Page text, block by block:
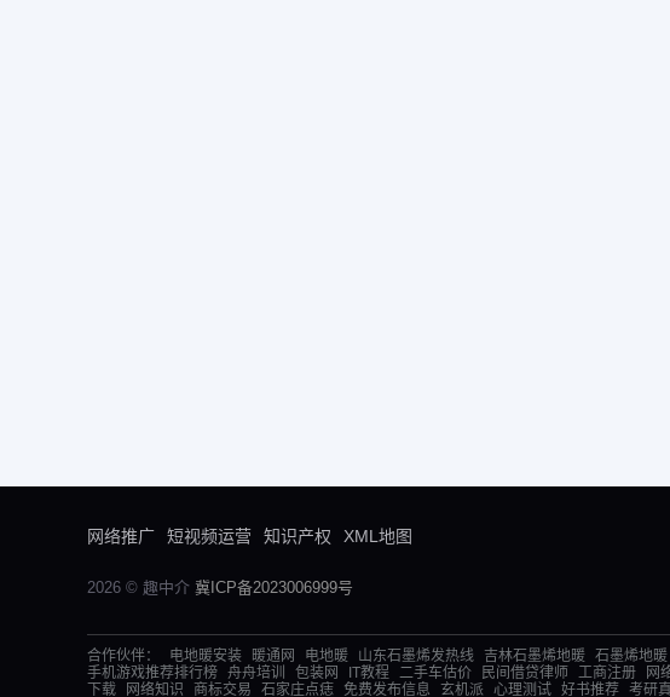
网络推广 短视频运营 知识产权 XML地图
2026 © 趣中介 冀ICP备2023006999号
合作伙伴： 电地暖安装 暖通网 电地暖 山东石墨烯发热线 吉林石墨烯地暖 石墨烯地暖
手机游戏推荐排行榜 舟舟培训 包装网 IT教程 二手车估价 民间借贷律师 工商注册 网
下载
网络知识 商标交易 石家庄点痣 免费发布信息 玄机派 心理测试 好书推荐 考研